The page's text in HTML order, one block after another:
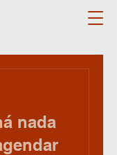
nada